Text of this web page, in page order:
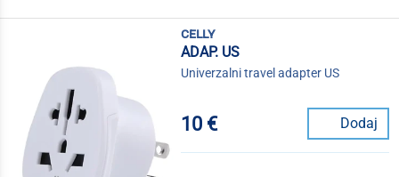
celly
ADAP. US
Univerzalni travel adapter US
10 € Dodaj